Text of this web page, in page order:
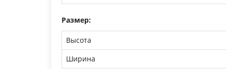
Размер:
Высота
Ширина